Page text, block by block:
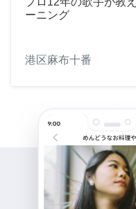
ーニング
港区麻布十番